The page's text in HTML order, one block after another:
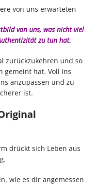
von uns erwarteten
von uns, was nicht viel
zu tun hat.
zurückzukehren und so
gemeint hat. Voll ins
anzupassen und zu
ist.
drückt sich Leben aus
wie es dir angemessen